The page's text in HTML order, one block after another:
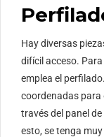
Hay diversas
difícil acceso. Para
emplea el
coordenadas para
través del panel
esto, se tenga